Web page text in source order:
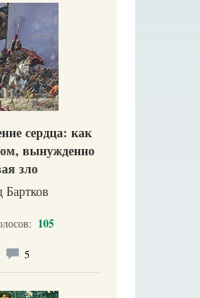
сердца: как
вынужденно
зло
105
5